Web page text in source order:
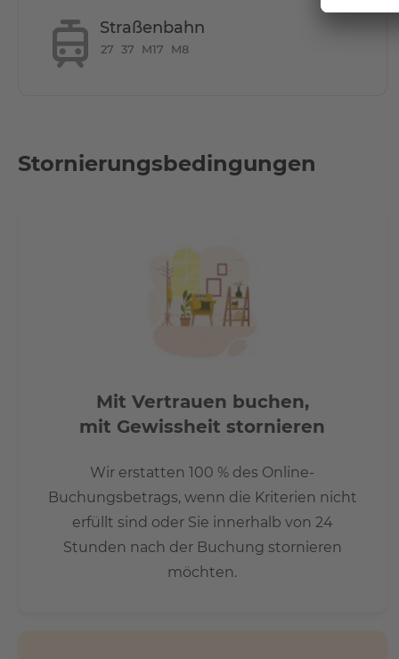
Straßenbahn
27 37 M17 M8
Stornierungsbedingungen
Mit Vertrauen buchen,
mit Gewissheit stornieren
Wir erstatten 100 % des Online-
Buchungsbetrags, wenn die Kriterien nicht
erfüllt sind oder Sie innerhalb von 24
Stunden nach der Buchung stornieren
möchten.